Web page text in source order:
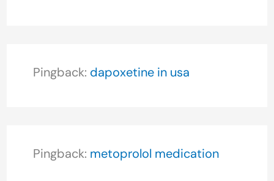
Pingback: dapoxetine in usa
Pingback: metoprolol medication